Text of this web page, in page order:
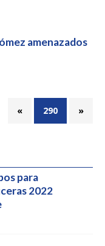
amenazados
« 290 »
para
2022